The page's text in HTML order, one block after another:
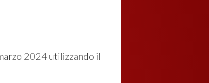
2024 utilizzando il